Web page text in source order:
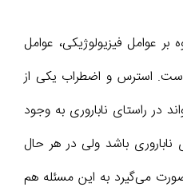
عوامل فیزیولوژیکی، عوامل
استرس و اضطراب یکی از
در راستای ناباروری به وجود
باشد ولی در هر حال
صورت می‌گیرد به این مسئله هم